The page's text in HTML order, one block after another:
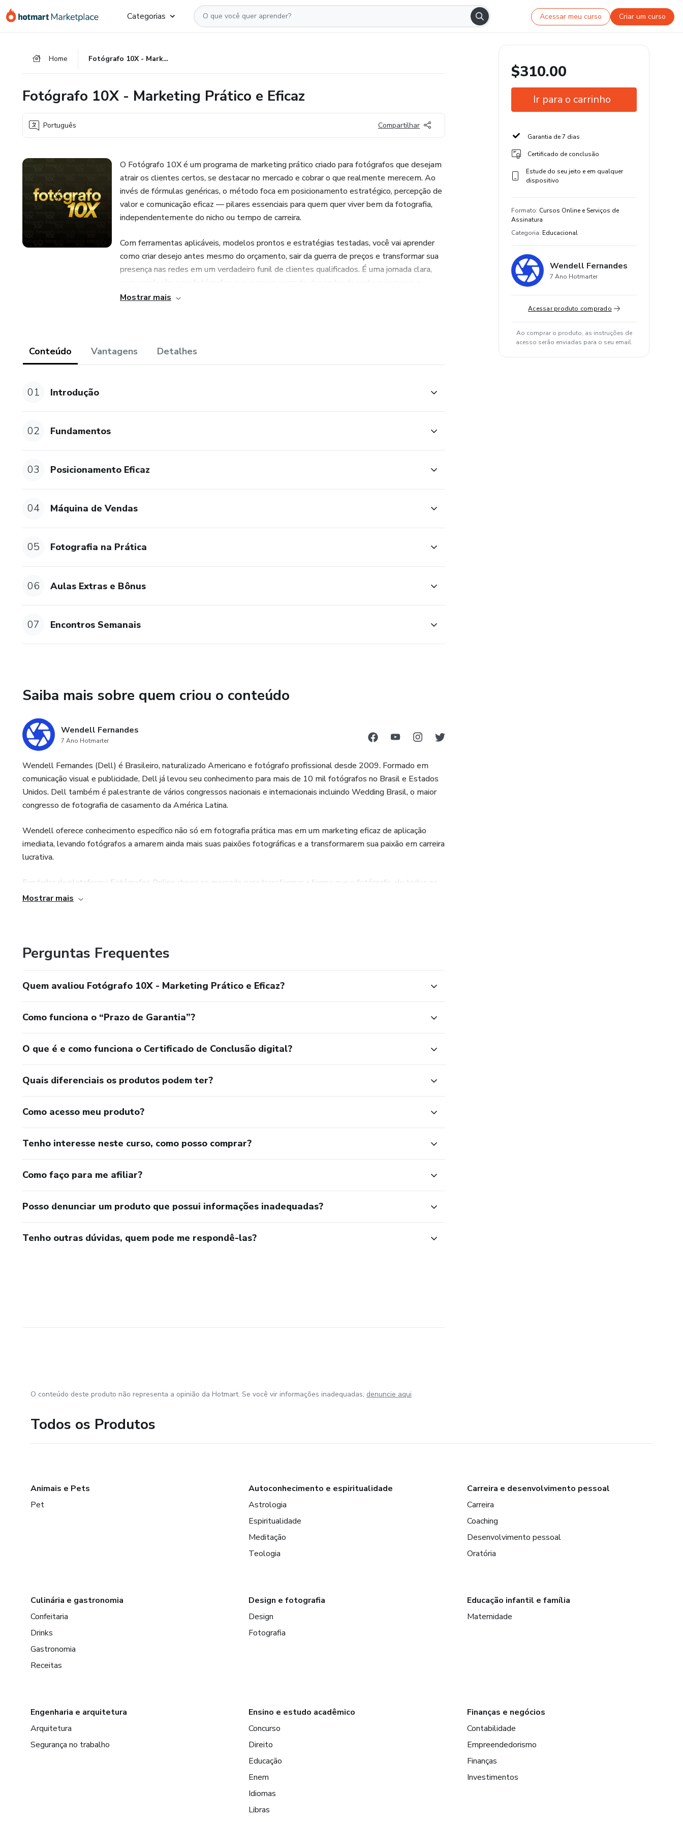
para
para
para
Categorias Acessar meu curso Criar um curso
Home Fotógrafo 10X - Marketing Prático e Eficaz
Fotógrafo 10X - Marketing Prático e Eficaz
Português Compartilhar
O Fotógrafo 10X é um programa de marketing prático criado para fotógrafos que desejam
atrair os clientes certos, se destacar no mercado e cobrar o que realmente merecem. Ao
invés de fórmulas genéricas, o método foca em posicionamento estratégico, percepção de
valor e comunicação eficaz — pilares essenciais para quem quer viver bem da fotografia,
independentemente do nicho ou tempo de carreira.
Com ferramentas aplicáveis, modelos prontos e estratégias testadas, você vai aprender
como criar desejo antes mesmo do orçamento, sair da guerra de preços e transformar sua
presença nas redes em um verdadeiro funil de clientes qualificados. É uma jornada clara,
sem enrolação, para fotógrafos que querem parar de depender da sorte e começar a
crescer com consistência.
a Fotógrafos Online. Já ajudou milhares de criativos a crescerem com posicionamento e
Mostrar mais
Conteúdo Vantagens Detalhes
01 Introdução
02 Fundamentos
03 Posicionamento Eficaz
04 Máquina de Vendas
05 Fotografia na Prática
06 Aulas Extras e Bônus
07 Encontros Semanais
Saiba mais sobre quem criou o conteúdo
Wendell Fernandes
7 Ano Hotmarter
Wendell Fernandes (Dell) é Brasileiro, naturalizado Americano e fotógrafo profissional desde 2009. Formado em
comunicação visual e publicidade, Dell já levou seu conhecimento para mais de 10 mil fotógrafos no Brasil e Estados
Unidos. Dell também é palestrante de vários congressos nacionais e internacionais incluindo Wedding Brasil, o maior
congresso de fotografia de casamento da América Latina.
Wendell oferece conhecimento específico não só em fotografia prática mas em um marketing eficaz de aplicação
imediata, levando fotógrafos a amarem ainda mais suas paixões fotográficas e a transformarem sua paixão em carreira
lucrativa.
Fundador da plataforma Fotógrafos Online chega ao mercado para transformar a forma que o fotógrafo, de todos os
nichos e experiências, divulge seu trabalho, se inspire, aprenda de forma eficaz e com propósito. Fotógrafos Online é a
Vem junto fazer parte desta comunidade!
Mostrar mais
Perguntas Frequentes
Quem avaliou Fotógrafo 10X - Marketing Prático e Eficaz?
Como funciona o “Prazo de Garantia”?
O que é e como funciona o Certificado de Conclusão digital?
Quais diferenciais os produtos podem ter?
Como acesso meu produto?
Tenho interesse neste curso, como posso comprar?
Como faço para me afiliar?
Posso denunciar um produto que possui informações inadequadas?
Tenho outras dúvidas, quem pode me respondê-las?
$310.00
Ir para o carrinho
Garantia de 7 dias
Certificado de conclusão
Estude do seu jeito e em qualquer
dispositivo
Formato: Cursos Online e Serviços de
Assinatura
Categoria: Educacional
Wendell Fernandes
7 Ano Hotmarter
Acessar produto comprado
Ao comprar o produto, as instruções de
acesso serão enviadas para o seu email.
O conteúdo deste produto não representa a opinião da Hotmart. Se você vir informações inadequadas, denuncie aqui
Todos os Produtos
Animais e Pets
Pet
Autoconhecimento e espiritualidade
Astrologia
Espiritualidade
Meditação
Teologia
Carreira e desenvolvimento pessoal
Carreira
Coaching
Desenvolvimento pessoal
Oratória
Culinária e gastronomia
Confeitaria
Drinks
Gastronomia
Receitas
Design e fotografia
Design
Fotografia
Educação infantil e família
Maternidade
Engenharia e arquitetura
Arquitetura
Segurança no trabalho
Ensino e estudo acadêmico
Concurso
Direito
Educação
Enem
Idiomas
Libras
Finanças e negócios
Contabilidade
Empreendedorismo
Finanças
Investimentos